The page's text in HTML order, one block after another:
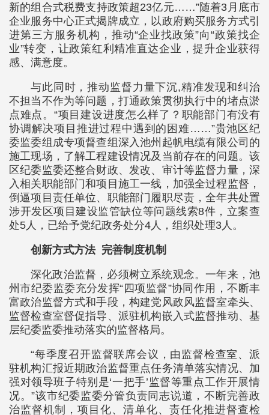
新的组合式税费支持政策超23亿元……”随着3月底市
企业服务中心正式揭牌成立，以政府购买服务方式引
进第三方服务机构，推动“企业找政策”向“政策找企
业”转变，让政策红利精准直达企业，提升企业获得
感、满意度。
与此同时，推动监督力量下沉,精准发现和纠治
不担当不作为等问题，打通政策贯彻执行中的堵点淤
点难点。“项目建设进度怎么样了？职能部门有没有
协调解决项目推进过程中遇到的困难……”贵池区纪
委监委组成专项督查组深入池州起帆电缆有限公司的
施工现场，了解工程建设情况及当前存在的问题。该
区纪委监委还整合财政、发改、审计等监督力量，深
入相关职能部门和项目施工一线，加强全过程监督，
倒逼项目责任单位、职能部门履职尽责，全年共处置
涉开发区项目建设监管缺位等问题线索8件，立案查
处5人，已给予党纪政务处分4人，组织处理3人。
创新方式方法 完善制度机制
深化政治监督，必须树立系统观念。一年来，池
州市纪委监委充分发挥“四项监督”协同作用，不断丰
富政治监督方式和手段，构建党风政风监督室牵头、
监督检查室督促指导、派驻机构嵌入式监督推动、基
层纪委监委推动落实的监督格局。
“每季度召开监督联席会议，由监督检查室、派
驻机构汇报近期政治监督重点任务清单落实情况、加
强对领导班子特别是‘一把手’监督等重点工作开展情
况。”该市纪委监委分管负责同志说道，不断完善政
治监督机制，项目化、清单化、责任化推进督查检